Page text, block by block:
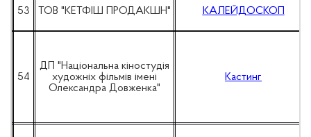
53 ТОВ "КЕТФІШ ПРОДАКШН" КАЛЕЙДОСКОП
54
ДП "Національна кіностудія
художніх фільмів імені
Олександра Довженка"
Кастинг